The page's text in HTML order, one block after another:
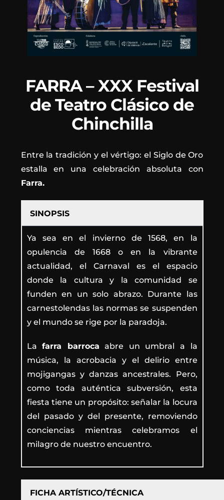
FARRA – XXX Festival
de Teatro Clásico de
Chinchilla
Entre la tradición y el vértigo: el Siglo de Oro
estalla en una celebración absoluta con
Farra.
SINOPSIS
Ya sea en el invierno de 1568, en la
opulencia de 1668 o en la vibrante
actualidad, el Carnaval es el espacio
donde la cultura y la comunidad se
funden en un solo abrazo. Durante las
carnestolendas las normas se suspenden
y el mundo se rige por la paradoja.
Lafarra barroca abre un umbral a la
música, la acrobacia y el delirio entre
mojigangas y danzas ancestrales. Pero,
como toda auténtica subversión, esta
fiesta tiene un propósito: señalar la locura
del pasado y del presente, removiendo
conciencias mientras celebramos el
milagro de nuestro encuentro.
FICHA ARTÍSTICO/TÉCNICA